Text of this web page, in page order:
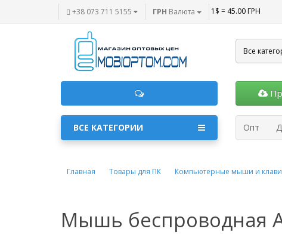
+38 073 711 5155 ГРН Валюта 1$ = 45.00 ГРН
Все
Опт
ВСЕ КАТЕГОРИИ
Главная Товары для ПК Компьютерные мыши и
Мышь беспроводная